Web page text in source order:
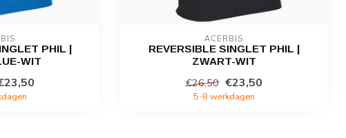
PHIL |
WIT
ACERBIS
REVERSIBLE SINGLET PHIL |
ZWART-WIT
€26,50 €23,50
5-8 werkdagen